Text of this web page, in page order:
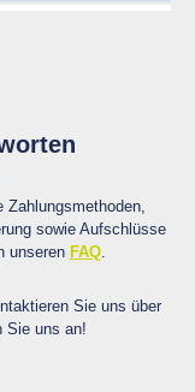
Zahlungsmethoden,
sowie Aufschlüsse
unseren FAQ.
Sie uns über
Sie uns an!